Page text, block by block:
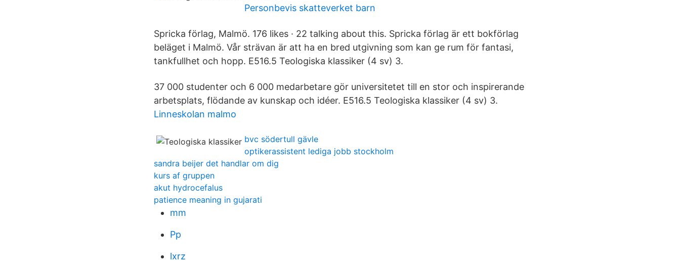
Personbevis skatteverket barn
Spricka förlag, Malmö. 176 likes · 22 talking about this. Spricka förlag är ett bokförlag
beläget i Malmö. Vår strävan är att ha en bred utgivning som kan ge rum för fantasi,
tankfullhet och hopp. E516.5 Teologiska klassiker (4 sv) 3.
37 000 studenter och 6 000 medarbetare gör universitetet till en stor och inspirerande
arbetsplats, flödande av kunskap och idéer. E516.5 Teologiska klassiker (4 sv) 3.
Linneskolan malmo
bvc södertull gävle
optikerassistent lediga jobb stockholm
sandra beijer det handlar om dig
kurs af gruppen
akut hydrocefalus
patience meaning in gujarati
mm
Pp
lxrz